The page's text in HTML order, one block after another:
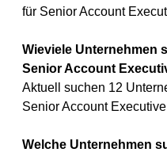
für Senior Account
Wieviele Unternehmen
Senior Account
Aktuell suchen 12
Senior Account
Welche Unternehmen